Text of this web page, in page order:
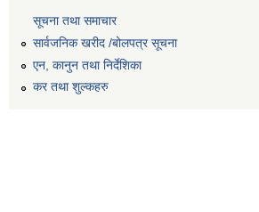
सूचना तथा समाचार
सार्वजनिक खरीद /बोलपत्र सूचना
एन, कानुन तथा निर्देशिका
कर तथा शुल्कहरु